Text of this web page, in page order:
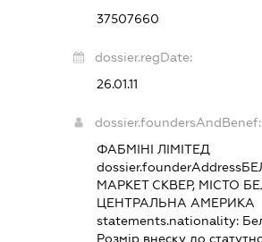
37507660
dossier.regDate:
26.01.11
dossier.foundersAndBenef:
ФАБМІНІ ЛІМІТЕД
dossier.founderAddress
МАРКЕТ СКВЕР, МІСТО
ЦЕНТРАЛЬНА АМЕРИКА
statements.nationality:
Розмір внеску до